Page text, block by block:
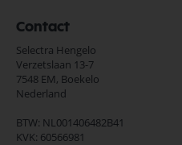
Contact
Selectra Hengelo
Verzetslaan 13-7
7548 EM, Boekelo
Nederland
BTW: NL001406482B41
KVK: 60566981